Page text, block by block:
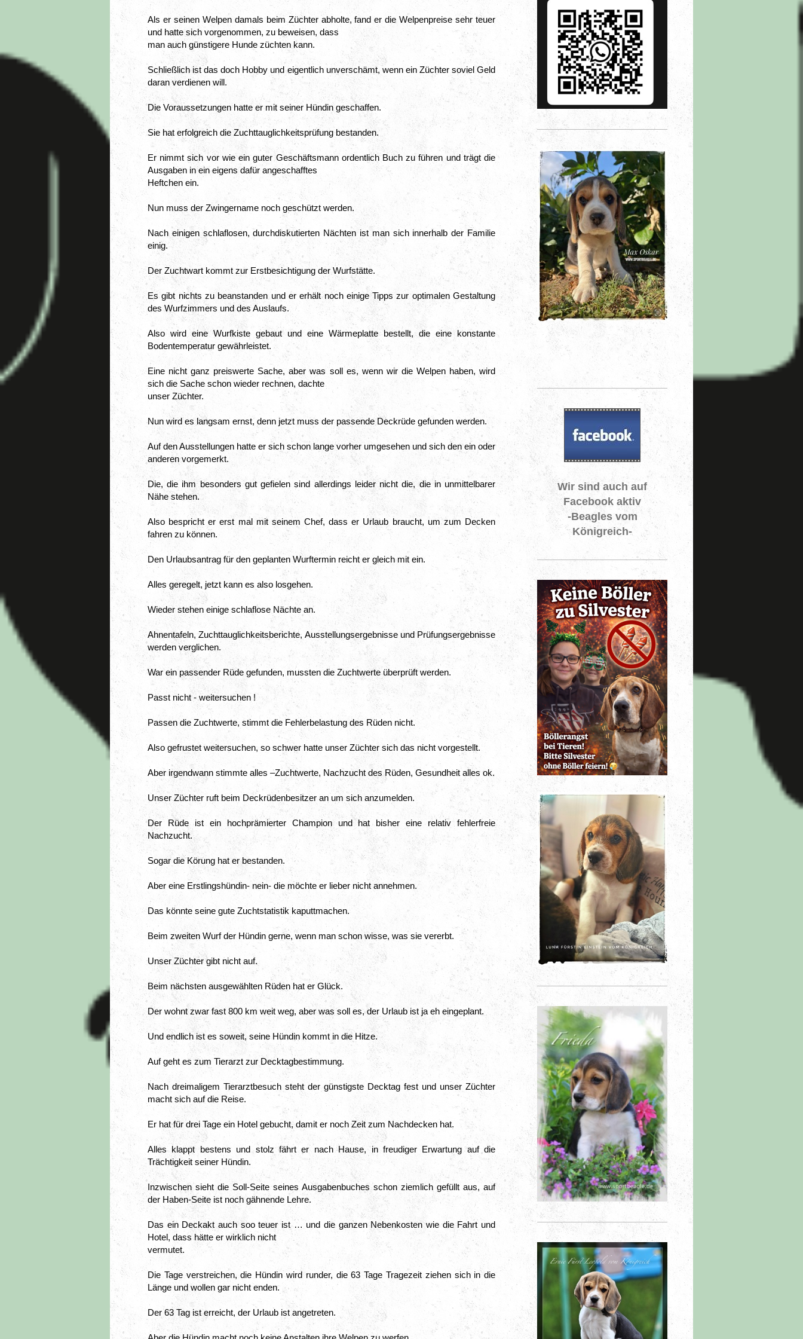
Als er seinen Welpen damals beim Züchter abholte, fand er die Welpenpreise sehr teuer
und hatte sich vorgenommen, zu beweisen, dass
man auch günstigere Hunde züchten kann.
Schließlich ist das doch Hobby und eigentlich unverschämt, wenn ein Züchter soviel Geld
daran verdienen will.
Die Voraussetzungen hatte er mit seiner Hündin geschaffen.
Sie hat erfolgreich die Zuchttauglichkeitsprüfung bestanden.
Er nimmt sich vor wie ein guter Geschäftsmann ordentlich Buch zu führen und trägt die
Ausgaben in ein eigens dafür angeschafftes
Heftchen ein.
Nun muss der Zwingername noch geschützt werden.
Nach einigen schlaflosen, durchdiskutierten Nächten ist man sich innerhalb der Familie
einig.
Der Zuchtwart kommt zur Erstbesichtigung der Wurfstätte.
Es gibt nichts zu beanstanden und er erhält noch einige Tipps zur optimalen Gestaltung
des Wurfzimmers und des Auslaufs.
Also wird eine Wurfkiste gebaut und eine Wärmeplatte bestellt, die eine konstante
Bodentemperatur gewährleistet.
Eine nicht ganz preiswerte Sache, aber was soll es, wenn wir die Welpen haben, wird
sich die Sache schon wieder rechnen, dachte
unser Züchter.
Nun wird es langsam ernst, denn jetzt muss der passende Deckrüde gefunden werden.
Auf den Ausstellungen hatte er sich schon lange vorher umgesehen und sich den ein oder
anderen vorgemerkt.
Die, die ihm besonders gut gefielen sind allerdings leider nicht die, die in unmittelbarer
Nähe stehen.
Also bespricht er erst mal mit seinem Chef, dass er Urlaub braucht, um zum Decken
fahren zu können.
Den Urlaubsantrag für den geplanten Wurftermin reicht er gleich mit ein.
Alles geregelt, jetzt kann es also losgehen.
Wieder stehen einige schlaflose Nächte an.
Ahnentafeln, Zuchttauglichkeitsberichte, Ausstellungsergebnisse und Prüfungsergebnisse
werden verglichen.
War ein passender Rüde gefunden, mussten die Zuchtwerte überprüft werden.
Passt nicht - weitersuchen !
Passen die Zuchtwerte, stimmt die Fehlerbelastung des Rüden nicht.
Also gefrustet weitersuchen, so schwer hatte unser Züchter sich das nicht vorgestellt.
Aber irgendwann stimmte alles –Zuchtwerte, Nachzucht des Rüden, Gesundheit alles ok.
Unser Züchter ruft beim Deckrüdenbesitzer an um sich anzumelden.
Der Rüde ist ein hochprämierter Champion und hat bisher eine relativ fehlerfreie
Nachzucht.
Sogar die Körung hat er bestanden.
Aber eine Erstlingshündin- nein- die möchte er lieber nicht annehmen.
Das könnte seine gute Zuchtstatistik kaputtmachen.
Beim zweiten Wurf der Hündin gerne, wenn man schon wisse, was sie vererbt.
Unser Züchter gibt nicht auf.
Beim nächsten ausgewählten Rüden hat er Glück.
Der wohnt zwar fast 800 km weit weg, aber was soll es, der Urlaub ist ja eh eingeplant.
Und endlich ist es soweit, seine Hündin kommt in die Hitze.
Auf geht es zum Tierarzt zur Decktagbestimmung.
Nach dreimaligem Tierarztbesuch steht der günstigste Decktag fest und unser Züchter
macht sich auf die Reise.
Er hat für drei Tage ein Hotel gebucht, damit er noch Zeit zum Nachdecken hat.
Alles klappt bestens und stolz fährt er nach Hause, in freudiger Erwartung auf die
Trächtigkeit seiner Hündin.
Inzwischen sieht die Soll-Seite seines Ausgabenbuches schon ziemlich gefüllt aus, auf
der Haben-Seite ist noch gähnende Lehre.
Das ein Deckakt auch soo teuer ist … und die ganzen Nebenkosten wie die Fahrt und
Hotel, dass hätte er wirklich nicht
vermutet.
Die Tage verstreichen, die Hündin wird runder, die 63 Tage Tragezeit ziehen sich in die
Länge und wollen gar nicht enden.
Der 63 Tag ist erreicht, der Urlaub ist angetreten.
Wir sind auch auf
Facebook aktiv
-Beagles vom
Königreich-